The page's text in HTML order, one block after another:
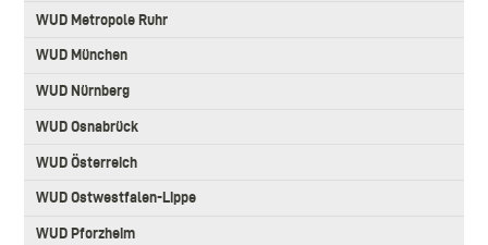
WUD Metropole Ruhr
WUD München
WUD Nürnberg
WUD Osnabrück
WUD Österreich
WUD Ostwestfalen-Lippe
WUD Pforzheim